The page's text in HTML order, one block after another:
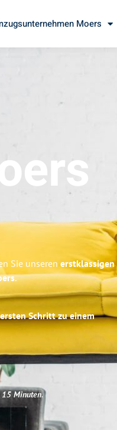
Moers
Sie unseren erstklassigen
.
Schritt zu einem
Minuten.